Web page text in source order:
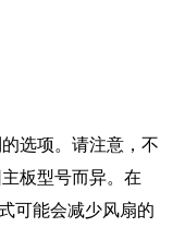
选项。请注意，不
板型号而异。在
可能会减少风扇的